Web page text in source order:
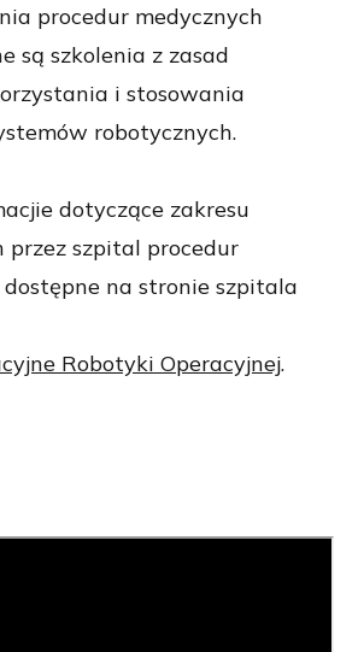
procedur medycznych
są szkolenia z zasad
i stosowania
robotycznych.
dotyczące zakresu
szpital procedur
dostępne na stronie szpitala
Robotyki Operacyjnej.